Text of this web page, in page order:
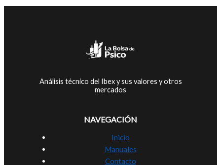
Análisis técnico del Ibex y sus valores y otros
mercados
NAVEGACIÓN
Inicio
Manuales
Contacto